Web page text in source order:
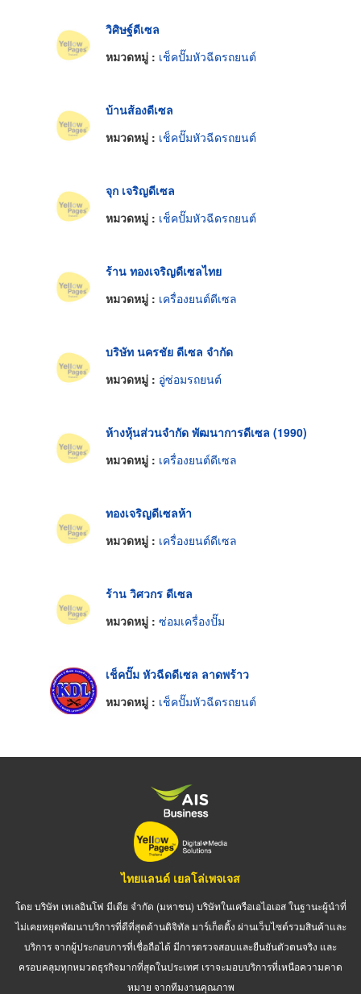
วิศิษฐ์ดีเซล
หมวดหมู่ : เช็คปั๊มหัวฉีดรถยนต์
บ้านส้องดีเซล
หมวดหมู่ : เช็คปั๊มหัวฉีดรถยนต์
จุก เจริญดีเซล
หมวดหมู่ : เช็คปั๊มหัวฉีดรถยนต์
ร้าน ทองเจริญดีเซลไทย
หมวดหมู่ : เครื่องยนต์ดีเซล
บริษัท นครชัย ดีเซล จำกัด
หมวดหมู่ : อู่ซ่อมรถยนต์
ห้างหุ้นส่วนจำกัด พัฒนาการดีเซล (1990)
หมวดหมู่ : เครื่องยนต์ดีเซล
ทองเจริญดีเซลห้า
หมวดหมู่ : เครื่องยนต์ดีเซล
ร้าน วิศวกร ดีเซล
หมวดหมู่ : ซ่อมเครื่องปั๊ม
เช็คปั๊ม หัวฉีดดีเซล ลาดพร้าว
หมวดหมู่ : เช็คปั๊มหัวฉีดรถยนต์
ไทยแลนด์ เยลโล่เพจเจส
โดย บริษัท เทเลอินโฟ มีเดีย จำกัด (มหาชน) บริษัทในเครือเอไอเอส ในฐานะผู้นำที่
ไม่เคยหยุดพัฒนาบริการที่ดีที่สุดด้านดิจิทัล มาร์เก็ตติ้ง ผ่านเว็บไซต์รวมสินค้าและ
บริการ จากผู้ประกอบการที่เชื่อถือได้ มีการตรวจสอบและยืนยันตัวตนจริง และ
ครอบคลุมทุกหมวดธุรกิจมากที่สุดในประเทศ เราจะมอบบริการที่เหนือความคาด
หมาย จากทีมงานคุณภาพ